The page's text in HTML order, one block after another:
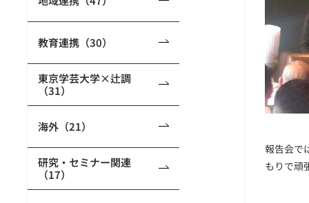
教育連携（30）
東京学芸大学×辻調
（31）
海外（21）
研究・セミナー関連
（17）
報告会で
もりで頑